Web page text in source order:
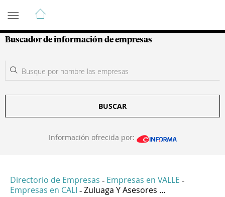
Guía de Empresas Colombianas
Buscador de información de empresas
BUSCAR
Información ofrecida por:
Directorio de Empresas - Empresas en VALLE -
Empresas en CALI - Zuluaga Y Asesores ...